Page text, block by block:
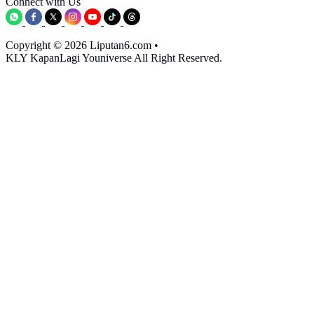
Copyright © 2026 Liputan6.com •
KLY KapanLagi Youniverse All Right Reserved.